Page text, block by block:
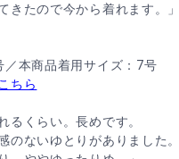
きたので今から着れます。」
本商品着用サイズ：7号
ちら
るくらい。長めです。
のないゆとりがありました。